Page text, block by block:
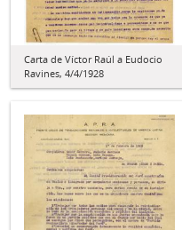
Carta de Víctor Raúl a Eudocio
Ravines, 4/4/1928